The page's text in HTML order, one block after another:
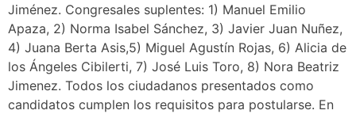
Jiménez. Congresales suplentes: 1) Manuel Emilio
Apaza, 2) Norma Isabel Sánchez, 3) Javier Juan Nuñez,
4) Juana Berta Asis,5) Miguel Agustín Rojas, 6) Alicia de
los Ángeles Cibilerti, 7) José Luis Toro, 8) Nora Beatriz
Jimenez. Todos los ciudadanos presentados como
candidatos cumplen los requisitos para postularse. En